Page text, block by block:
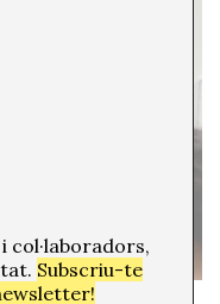
col·laboradors,
Subscriu-te